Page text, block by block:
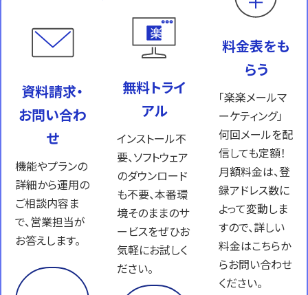
資料請求・
お問い合わ
せ
機能やプランの
詳細から運用の
ご相談内容ま
で、営業担当が
お答えします。
無料トライ
アル
インストール不
要、ソフトウェア
のダウンロード
も不要、本番環
境そのままのサ
ービスをぜひお
気軽にお試しく
ださい。
料金表をも
らう
「楽楽メールマ
ーケティング」
何回メールを配
信しても定額！
月額料金は、登
録アドレス数に
よって変動しま
すので、詳しい
料金はこちらか
らお問い合わせ
ください。